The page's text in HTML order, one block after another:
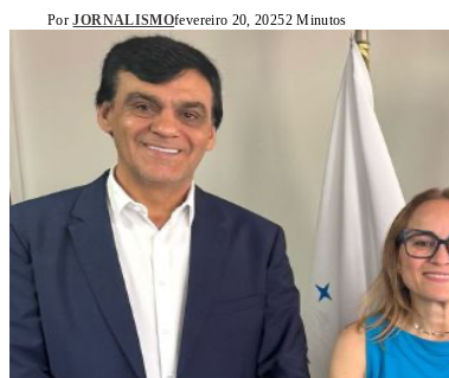
Por JORNALISMOfevereiro 20, 20252 Minutos